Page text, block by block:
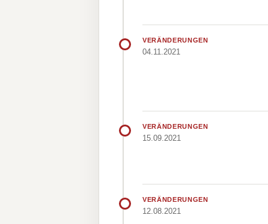
VERÄNDERUNGEN
04.11.2021
VERÄNDERUNGEN
15.09.2021
VERÄNDERUNGEN
12.08.2021